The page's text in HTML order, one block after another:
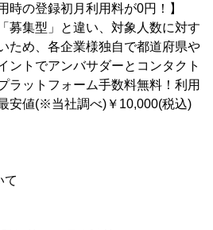
時の登録初月利用料が0円！】
募集型」と違い、対象人数に対す
ため、各企業様独自で都道府県や
ントでアンバサダーとコンタクト
ラットフォーム手数料無料！利用
安値(※当社調べ)￥10,000(税込)
て